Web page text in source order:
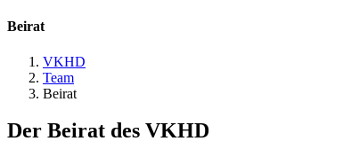
Beirat
VKHD
Team
Beirat
Der Beirat des VKHD